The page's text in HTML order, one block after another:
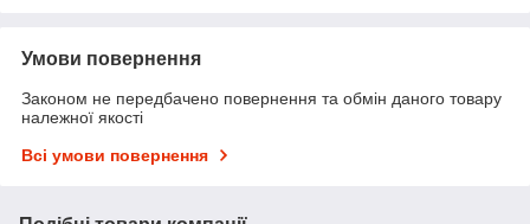
Умови повернення
Законом не передбачено повернення та обмін даного товару
належної якості
Всі умови повернення